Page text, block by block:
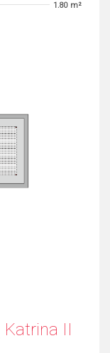
1.80 m²
Katrina II